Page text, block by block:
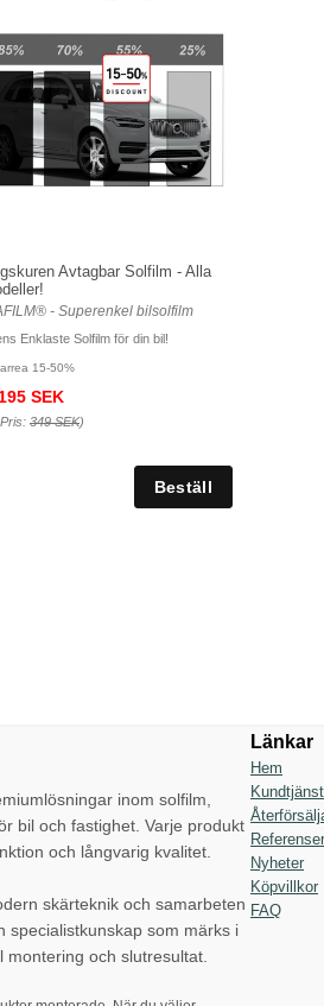
Avtagbar Solfilm - Alla
- Superenkel bilsolfilm
Enklaste Solfilm för din bil!
15-50%
195 SEK
349 SEK)
inom solfilm,
bil och fastighet. Varje produkt
och långvarig kvalitet.
skärteknik och samarbeten
specialistkunskap som märks i
och slutresultat.
Länkar
Hem
Kundtjänst
Referenser
Nyheter
Köpvillkor
FAQ